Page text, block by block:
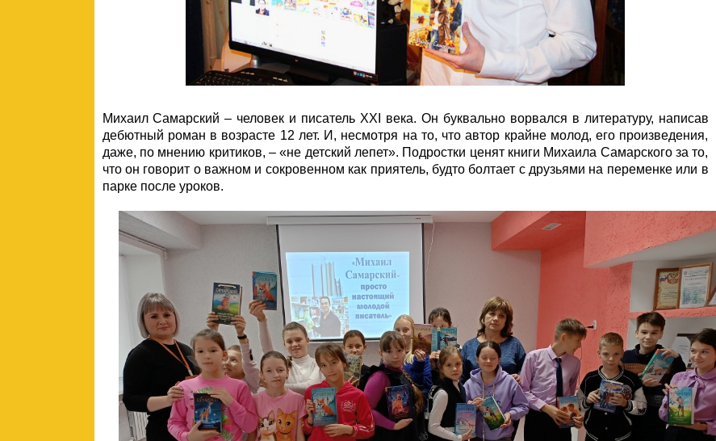
Михаил Самарский – человек и писатель XXI века. Он буквально ворвался в литературу, написав
дебютный роман в возрасте 12 лет. И, несмотря на то, что автор крайне молод, его произведения,
даже, по мнению критиков, – «не детский лепет». Подростки ценят книги Михаила Самарского за то,
что он говорит о важном и сокровенном как приятель, будто болтает с друзьями на переменке или в
парке после уроков.